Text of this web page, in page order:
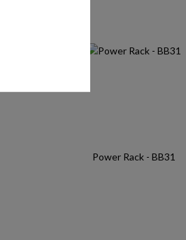
Power Rack - BB31